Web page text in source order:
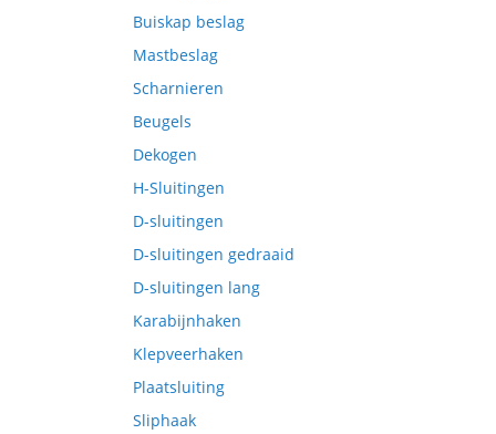
Buiskap beslag
Mastbeslag
Scharnieren
Beugels
Dekogen
H-Sluitingen
D-sluitingen
D-sluitingen gedraaid
D-sluitingen lang
Karabijnhaken
Klepveerhaken
Plaatsluiting
Sliphaak